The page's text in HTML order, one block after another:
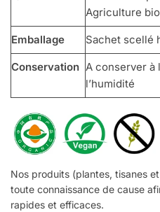
Agriculture
Emballage Sachet scellé
Conservation A conserver à
l’humidité
Nos produits (plantes, tisanes
toute connaissance de cause
rapides et efficaces.